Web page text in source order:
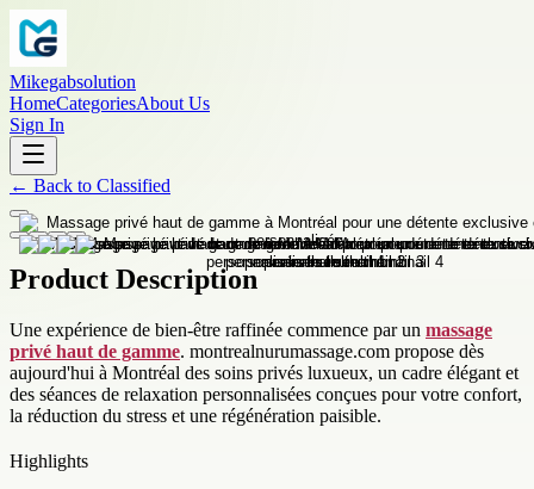
Mikegabsolution
HomeCategoriesAbout Us
Sign In
← Back to Classified
Product Description
Une expérience de bien-être raffinée commence par un massage
privé haut de gamme. montrealnurumassage.com propose dès
aujourd'hui à Montréal des soins privés luxueux, un cadre élégant et
des séances de relaxation personnalisées conçues pour votre confort,
la réduction du stress et une régénération paisible.
Highlights